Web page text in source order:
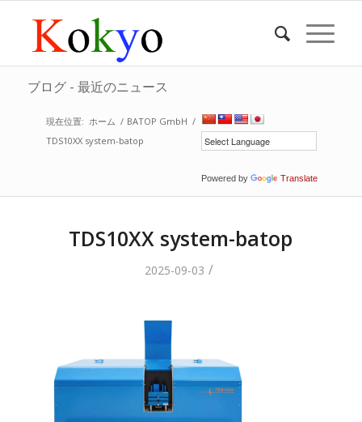
ブログ - 最近のニュース
Powered by Translate
現在位置: ホーム / BATOP GmbH /
TDS10XX system-batop
TDS10XX system-batop
2025-09-03 /